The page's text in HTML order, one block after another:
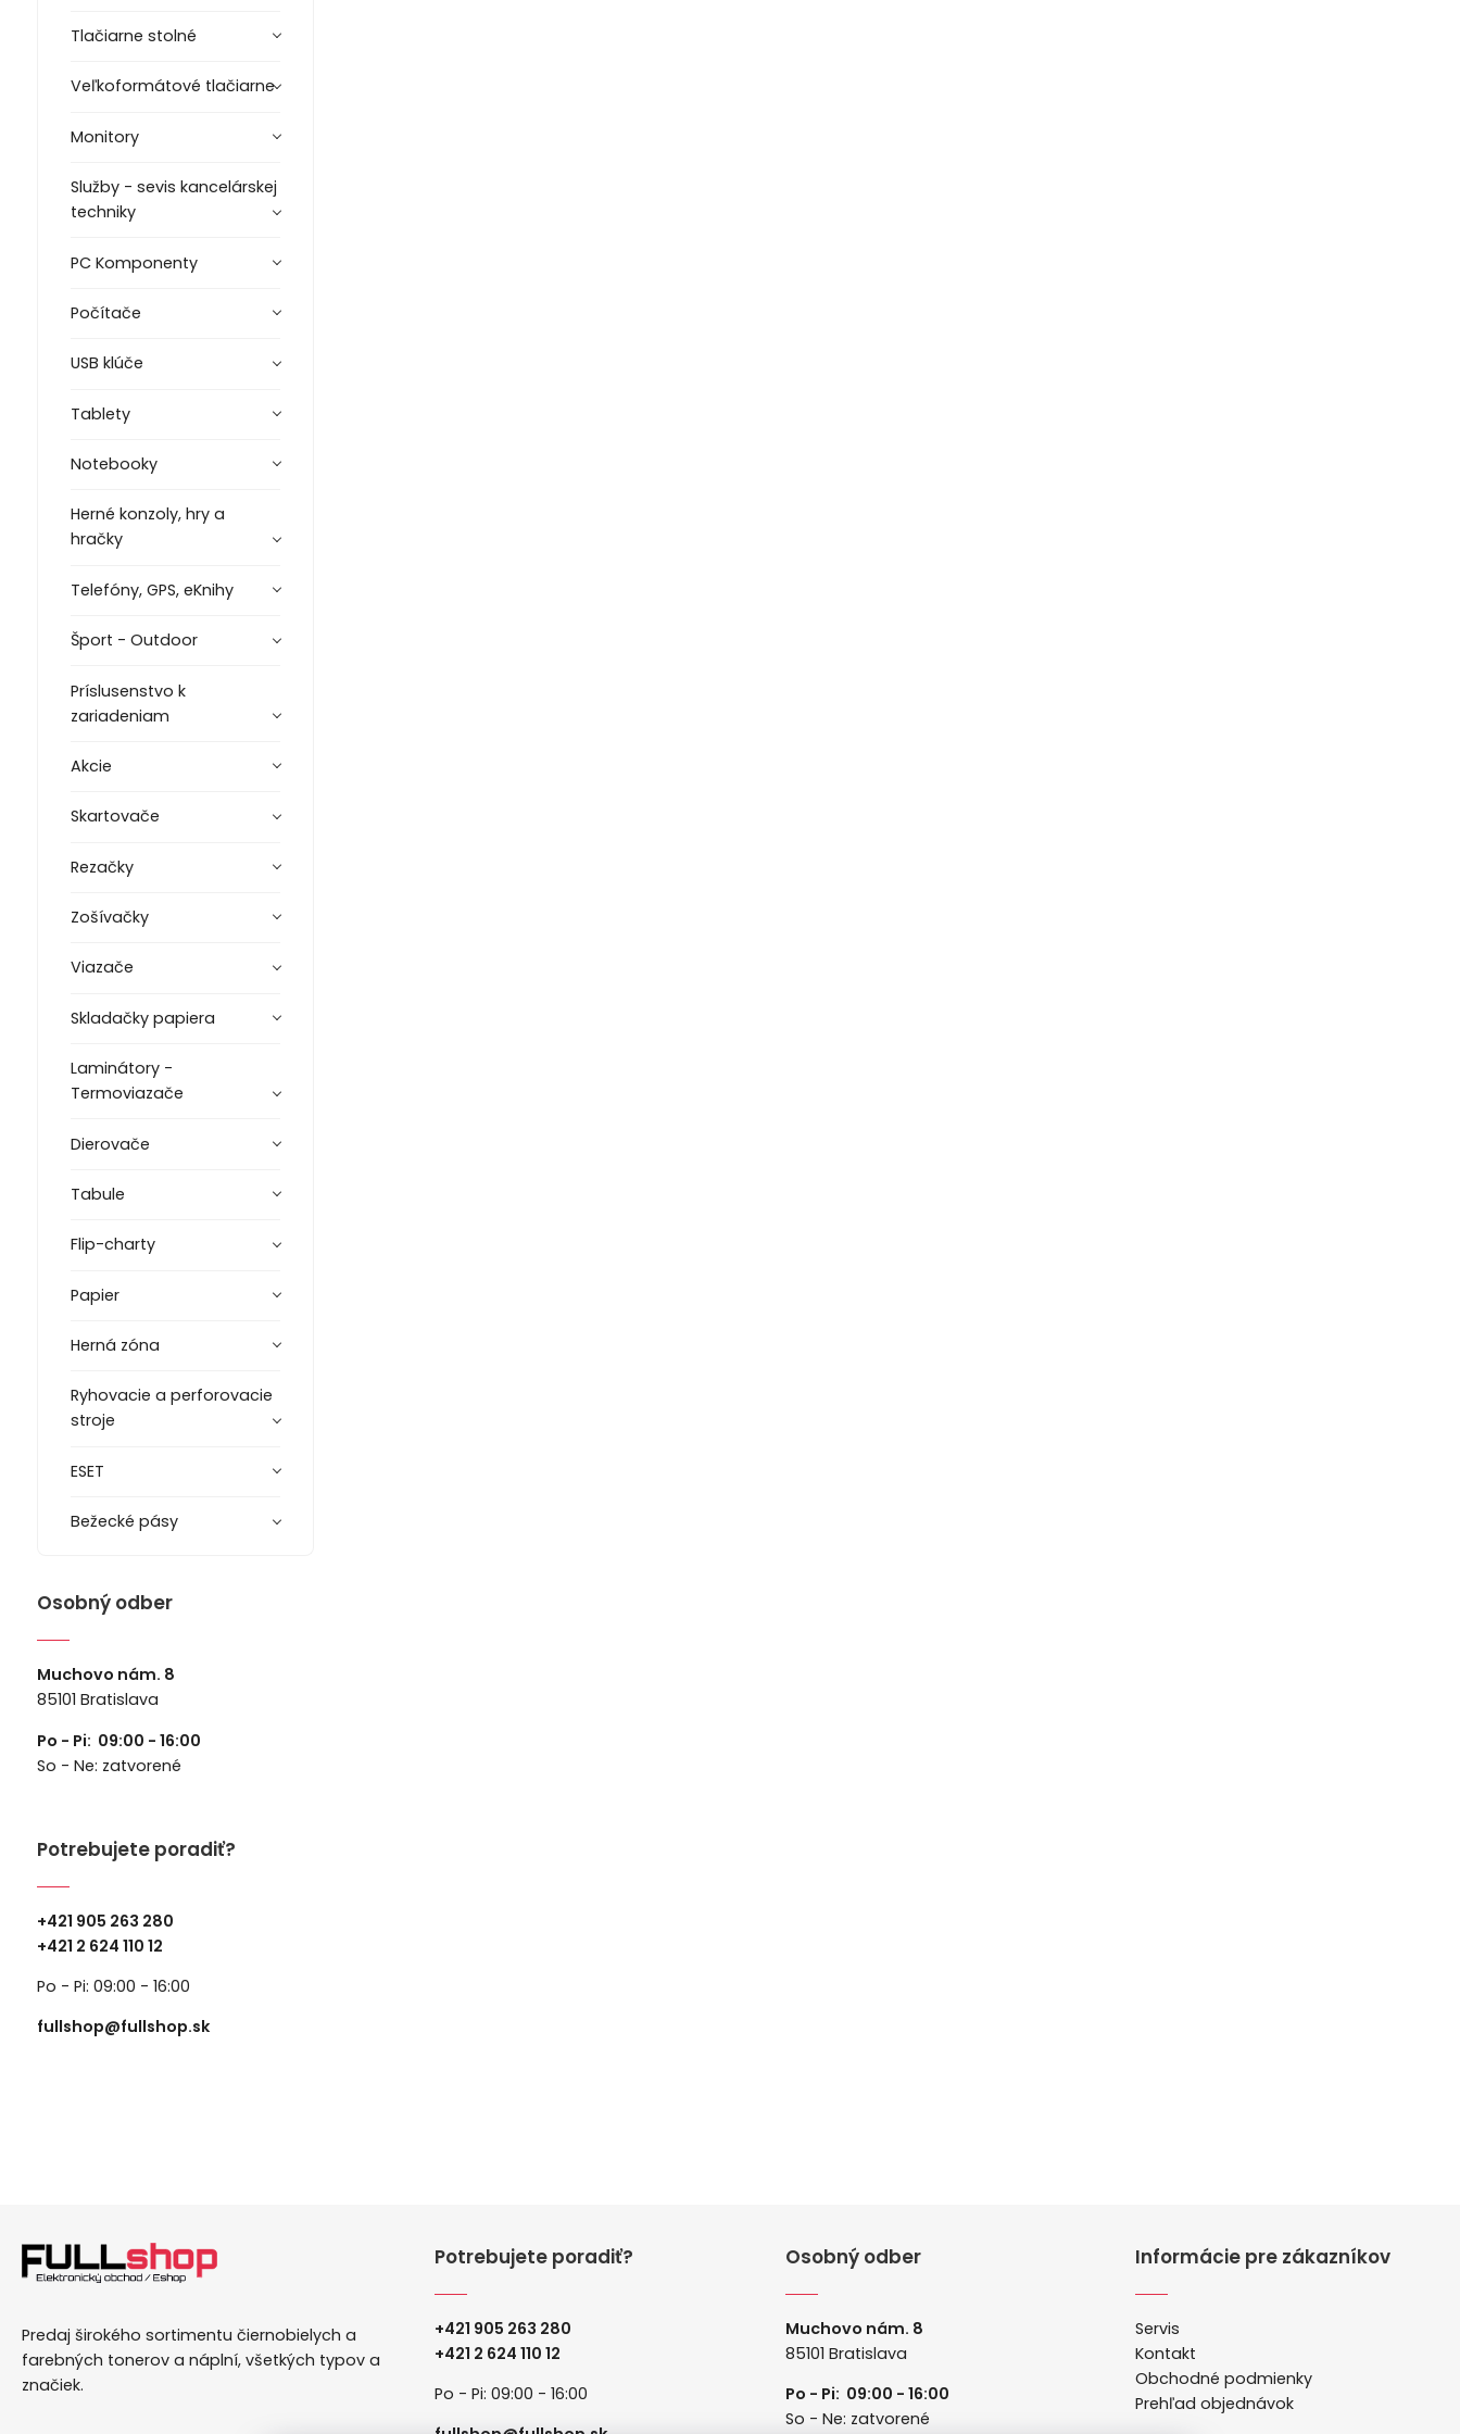
Tlačiarne stolné
Veľkoformátové tlačiarne
Monitory
Služby - sevis kancelárskej
techniky
PC Komponenty
Počítače
USB klúče
Tablety
Notebooky
Herné konzoly, hry a
hračky
Telefóny, GPS, eKnihy
Šport - Outdoor
Príslusenstvo k
zariadeniam
Akcie
Skartovače
Rezačky
Zošívačky
Viazače
Skladačky papiera
Laminátory -
Termoviazače
Dierovače
Tabule
Flip-charty
Papier
Herná zóna
Ryhovacie a perforovacie
stroje
ESET
Bežecké pásy
Osobný odber
Muchovo nám. 8
85101 Bratislava
Po - Pi: 09:00 - 16:00
So - Ne: zatvorené
Potrebujete poradiť?
+421 905 263 280
+421 2 624 110 12
Po - Pi: 09:00 - 16:00
fullshop@fullshop.sk
Predaj širokého sortimentu čiernobielych a
farebných tonerov a náplní, všetkých typov a
značiek.
Potrebujete poradiť?
+421 905 263 280
+421 2 624 110 12
Po - Pi: 09:00 - 16:00
Osobný odber
Muchovo nám. 8
85101 Bratislava
Po - Pi: 09:00 - 16:00
So - Ne: zatvorené
Informácie pre zákazníkov
Servis
Kontakt
Obchodné podmienky
Prehľad objednávok